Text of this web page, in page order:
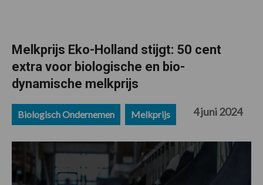
Melkprijs Eko-Holland stijgt: 50 cent
extra voor biologische en bio-
dynamische melkprijs
Biologisch Ondernemen Melkprijs 4 juni 2024